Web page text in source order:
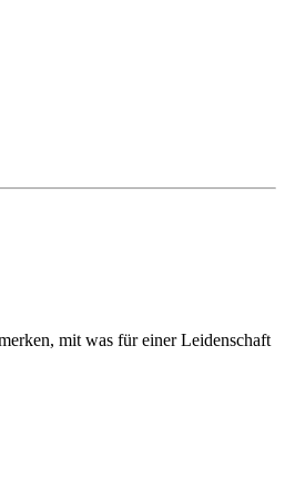
mit was für einer Leidenschaft